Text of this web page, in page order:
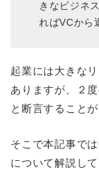
きなビジネ
ればVCから
起業には大きな
ありますが、２
と断言することが
そこで本記事で
について解説して